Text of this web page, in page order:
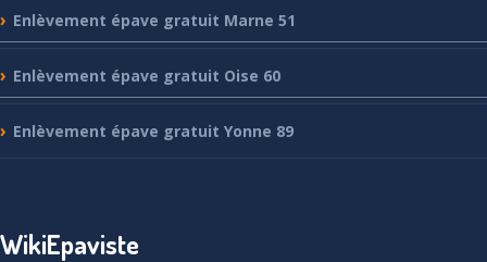
Enlèvement épave gratuit Marne 51
Enlèvement épave gratuit Oise 60
Enlèvement épave gratuit Yonne 89
WikiEpaviste